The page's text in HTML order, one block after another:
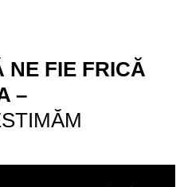
NE FIE FRICĂ
–